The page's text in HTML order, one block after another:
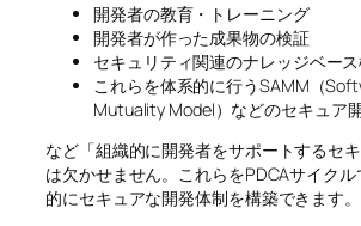
開発者の教育・トレーニング
開発者が作った成果物の検証
セキュリティ関連のナレッジベー
これらを体系的に行うSAMM（
Mutuality Model）などのセキュア
など「組織的に開発者をサポートするセキ
は欠かせません。これらをPDCAサイク
的にセキュアな開発体制を構築できます。